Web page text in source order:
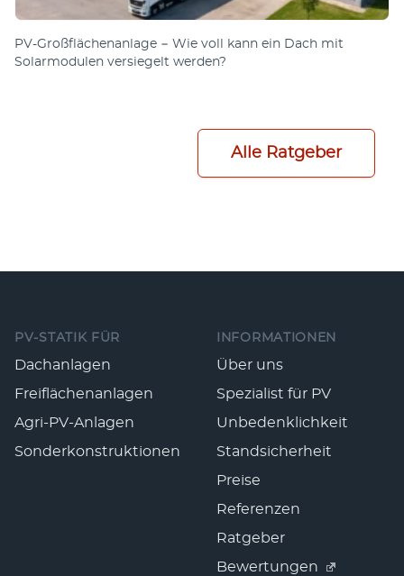
PV-Großflächenanlage − Wie voll kann ein Dach mit
Solarmodulen versiegelt werden?
Alle Ratgeber
PV-STATIK FÜR
Dachanlagen
Freiflächenanlagen
Agri-PV-Anlagen
Sonderkonstruktionen
INFORMATIONEN
Über uns
Spezialist für PV
Unbedenklichkeit
Standsicherheit
Preise
Referenzen
Ratgeber
Bewertungen